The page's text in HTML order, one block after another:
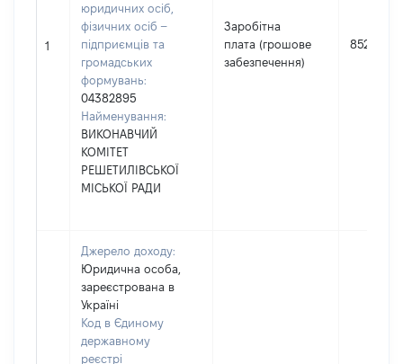
1
юридичних осіб,
фізичних осіб –
підприємців та
громадських
формувань:
04382895
Найменування:
ВИКОНАВЧИЙ
КОМІТЕТ
РЕШЕТИЛІВСЬКОЇ
МІСЬКОЇ РАДИ
Заробітна
плата (грошове
забезпечення)
852667
Джерело доходу:
Юридична особа,
зареєстрована в
Україні
Код в Єдиному
державному
реєстрі